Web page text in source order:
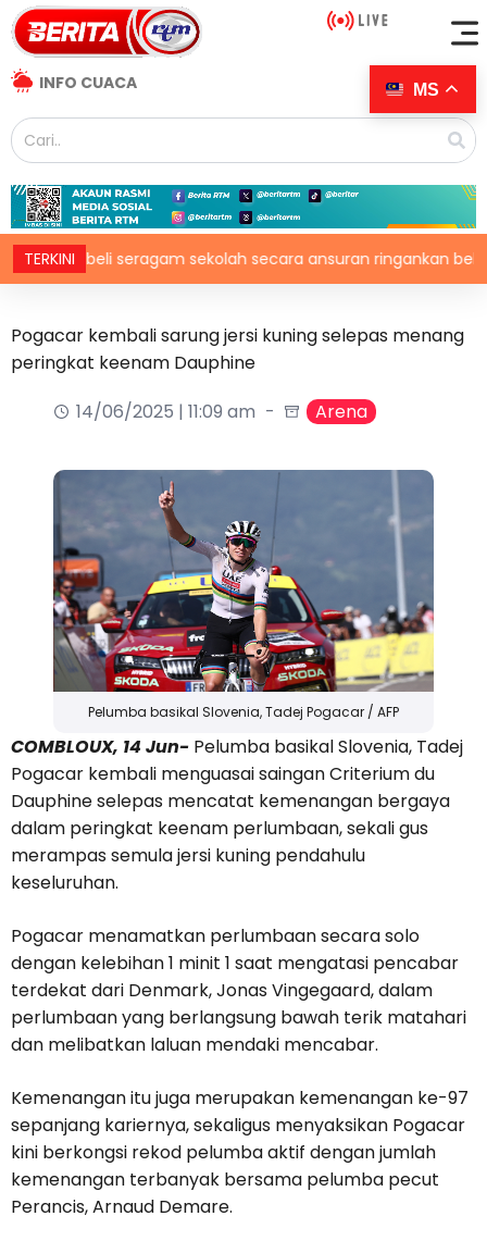
INFO CUACA
TERKINI
beli seragam sekolah secara ansuran ringankan beban ibu
Pogacar kembali sarung jersi kuning selepas menang
peringkat keenam Dauphine
14/06/2025 | 11:09 am
Arena
Pelumba basikal Slovenia, Tadej Pogacar / AFP
COMBLOUX, 14 Jun- Pelumba basikal Slovenia, Tadej
Pogacar kembali menguasai saingan Criterium du
Dauphine selepas mencatat kemenangan bergaya
dalam peringkat keenam perlumbaan, sekali gus
merampas semula jersi kuning pendahulu
keseluruhan.
Pogacar menamatkan perlumbaan secara solo
dengan kelebihan 1 minit 1 saat mengatasi pencabar
terdekat dari Denmark, Jonas Vingegaard, dalam
perlumbaan yang berlangsung bawah terik matahari
dan melibatkan laluan mendaki mencabar.
Kemenangan itu juga merupakan kemenangan ke-97
sepanjang kariernya, sekaligus menyaksikan Pogacar
kini berkongsi rekod pelumba aktif dengan jumlah
kemenangan terbanyak bersama pelumba pecut
Perancis, Arnaud Demare.
MS